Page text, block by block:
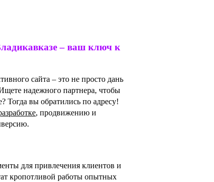
– ваш ключ к
сайта – это не просто дань
надежного партнера, чтобы
Тогда вы обратились по адресу!
, продвижению и
для привлечения клиентов и
кропотливой работы опытных